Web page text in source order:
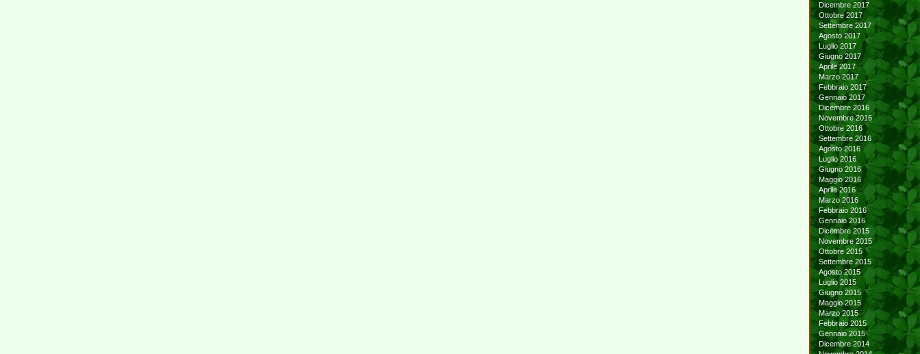
Dicembre 2017
Ottobre 2017
Settembre 2017
Agosto 2017
Luglio 2017
Giugno 2017
Aprile 2017
Marzo 2017
Febbraio 2017
Gennaio 2017
Dicembre 2016
Novembre 2016
Ottobre 2016
Settembre 2016
Agosto 2016
Luglio 2016
Giugno 2016
Maggio 2016
Aprile 2016
Marzo 2016
Febbraio 2016
Gennaio 2016
Dicembre 2015
Novembre 2015
Ottobre 2015
Settembre 2015
Agosto 2015
Luglio 2015
Giugno 2015
Maggio 2015
Marzo 2015
Febbraio 2015
Gennaio 2015
Dicembre 2014